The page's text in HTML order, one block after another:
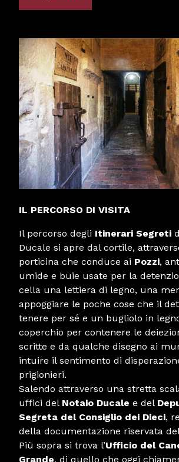
IL PERCORSO DI VISITA
Il percorso degli Itinerari Segreti
Ducale si apre dal cortile,
porticina che conduce ai Pozzi,
umide e buie usate per la
cella una lettiera di legno, una
appoggiare le poche cose che il
tenere per sé e un bugliolo in
coperchio per contenere le
scritte e da qualche disegno ai
intuire il sentimento di
prigionieri.
Salendo attraverso una stretta
uffici del Notaio Ducale e del
Segreta del Consiglio dei Dieci,
della documentazione riservata
Più sopra si trova l’Ufficio del
Grande, di quello che oggi